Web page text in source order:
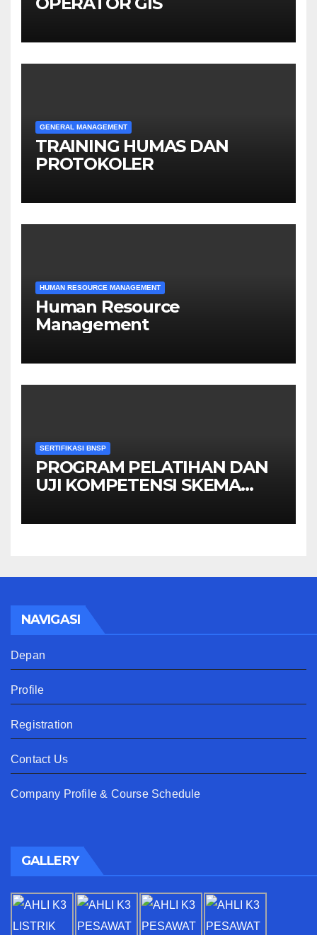
GENERAL MANAGEMENT
TRAINING HUMAS DAN
PROTOKOLER
HUMAN RESOURCE MANAGEMENT
Human Resource
Management
SERTIFIKASI BNSP
PROGRAM PELATIHAN DAN
UJI KOMPETENSI SKEMA
JAUH
NAVIGASI
Depan
Profile
Registration
Contact Us
Company Profile & Course Schedule
GALLERY